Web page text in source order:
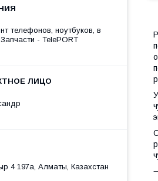
телефонов, ноутбуков, в
- TelePORT
4 197а, Алматы, Казахстан